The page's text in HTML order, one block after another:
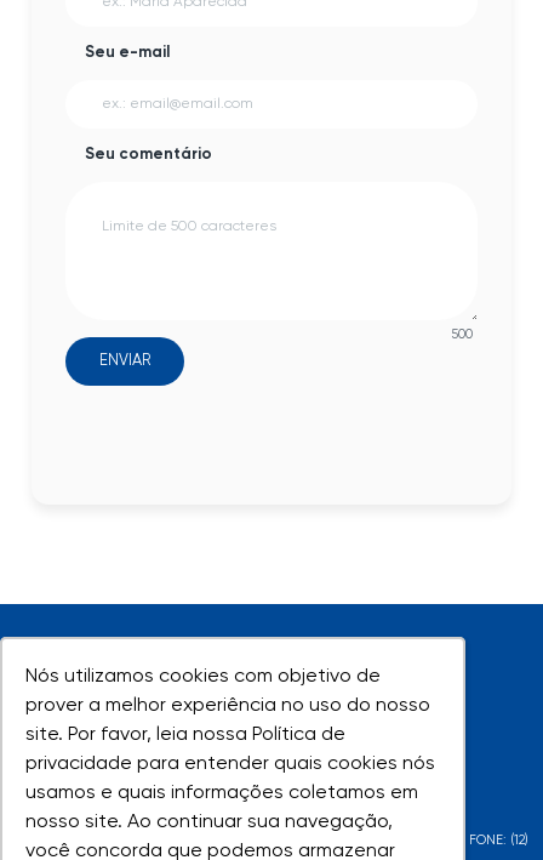
Nós utilizamos cookies com objetivo de
prover a melhor experiência no uso do nosso
site. Por favor, leia nossa Política de
privacidade para entender quais cookies nós
usamos e quais informações coletamos em
nosso site. Ao continuar sua navegação,
você concorda que podemos armazenar
Nós utilizamos cookies com objetivo de
prover a melhor experiência no uso do nosso
site. Por favor, leia nossa Política de
privacidade para entender quais cookies nós
usamos e quais informações coletamos em
nosso site. Ao continuar sua navegação,
você concorda que podemos armazenar
Seu e-mail
Seu comentário
500
ENVIAR
UNIVAP - Todos os direitos reservados
AV. SHISHIMA HIFUMI, 2911 - URBANOVA - SÃO JOSÉ DOS CAMPOS - SP - FONE: (12)